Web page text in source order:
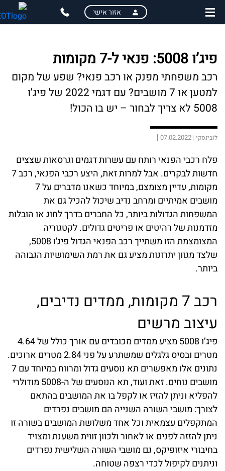
skip
skip
אזור אישי
פיג’ו 5008: פנאי ל-7 מקומות
רכב משפחתי מפנק או רכב פנאי? שפע של מקום
למטען או 7 מושבים? עם דגמי 2022 של פיג'ו
5008 לא צריך לבחור – יש בו הכול!
לובינסקי 07.02.2022
פלח רכבי הפנאי רותח עם עשרות דגמים וגרסאות שצצים
חדשות לבקרים. אבל למרות זאת, היצע רכבי הפנאי, רכב 7
מקומות, עדיין מצומצם, במיוחד כשאנו מדברים על 7
מושבים אמיתיים ומרחב נדיב שיכול להכיל גם את
המשפחות הגדולות ביותר, כל החברים בדרך לחוג או הובלות
מזדמנות של רהיטים או פריטים גדולים. לקטגוריה
המצומצמת הזו משתייך רכב הפנאי הגדול פיג'ו 5008,
שלצד מגוון יתרונות מציע גם את רמת השימושיות הגבוהה
ביותר.
רכב 7 מקומות, ממדים נדיבים,
עיצוב מרשים
פיג’ו 5008 מציע ממדים מכובדים עם אורך כולל של 4.64
מטרים ובסיס גלגלים שמשתרע על פני 2.84 מטרים ארוכים.
נתונים אלו מאפשרים תא נוסעים גדול ומרווח במיוחד עם 7
מושבים נוחים. זאת ועוד, תא הנוסעים של ה-5008 מודולרי
להפליא וניתן להזיז או לקפל בו את המושבים בהתאם
לצורך: מושבי השורה השנייה הם מושבים נפרדים
המתקפלים עצמאית וכל אחד משלושת המושבים בשורה זו
ניתן להזזה לפנים או לאחור ולכוון זווית משענת ומצויד
בחיבורי איזופיקס, גם מושבי השורה השלישית נפרדים
וניתנים לקיפול לכדי רצפה שטוחה.